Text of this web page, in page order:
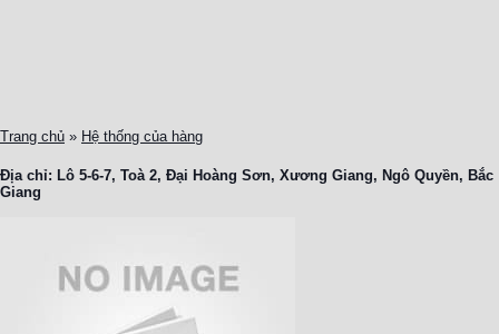
Trang chủ » Hệ thống của hàng
Địa chỉ: Lô 5-6-7, Toà 2, Đại Hoàng Sơn, Xương Giang, Ngô Quyền, Bắc
Giang